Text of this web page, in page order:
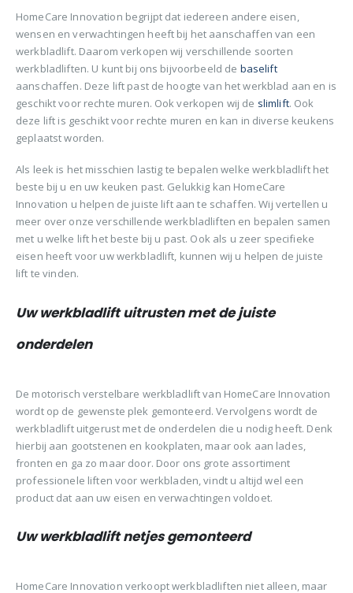
HomeCare Innovation begrijpt dat iedereen andere eisen,
wensen en verwachtingen heeft bij het aanschaffen van een
werkbladlift. Daarom verkopen wij verschillende soorten
werkbladliften. U kunt bij ons bijvoorbeeld de baselift
aanschaffen. Deze lift past de hoogte van het werkblad aan en is
geschikt voor rechte muren. Ook verkopen wij de slimlift. Ook
deze lift is geschikt voor rechte muren en kan in diverse keukens
geplaatst worden.
Als leek is het misschien lastig te bepalen welke werkbladlift het
beste bij u en uw keuken past. Gelukkig kan HomeCare
Innovation u helpen de juiste lift aan te schaffen. Wij vertellen u
meer over onze verschillende werkbladliften en bepalen samen
met u welke lift het beste bij u past. Ook als u zeer specifieke
eisen heeft voor uw werkbladlift, kunnen wij u helpen de juiste
lift te vinden.
Uw werkbladlift uitrusten met de juiste
onderdelen
De motorisch verstelbare werkbladlift van HomeCare Innovation
wordt op de gewenste plek gemonteerd. Vervolgens wordt de
werkbladlift uitgerust met de onderdelen die u nodig heeft. Denk
hierbij aan gootstenen en kookplaten, maar ook aan lades,
fronten en ga zo maar door. Door ons grote assortiment
professionele liften voor werkbladen, vindt u altijd wel een
product dat aan uw eisen en verwachtingen voldoet.
Uw werkbladlift netjes gemonteerd
HomeCare Innovation verkoopt werkbladliften niet alleen, maar